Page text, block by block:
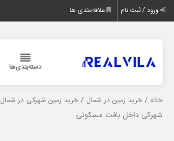
ورود / ثبت نام علاقه‌مندی ها
دسته‌بندی‌ها
خانه /خرید زمین در شمال /خرید زمین شهرکی در شمال
شهرکی داخل بافت مسکونی